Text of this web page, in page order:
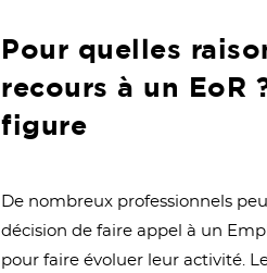
Pour quelles
recours à un EoR
figure
De nombreux professionnels
décision de faire appel à un
pour faire évoluer leur activité.